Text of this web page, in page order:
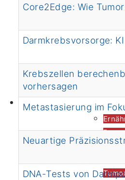
Behandlung im
Core2Edge: Wie
Darmkrebsvorsorge:
Krebszellen
vorhersagen
Metastasierung im
Neuartige
DNA-Tests von